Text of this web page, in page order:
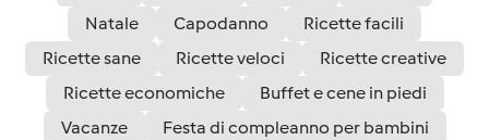
Natale
Capodanno
Ricette facili
Ricette sane
Ricette veloci
Ricette creative
Ricette economiche
Buffet e cene in piedi
Vacanze
Festa di compleanno per bambini